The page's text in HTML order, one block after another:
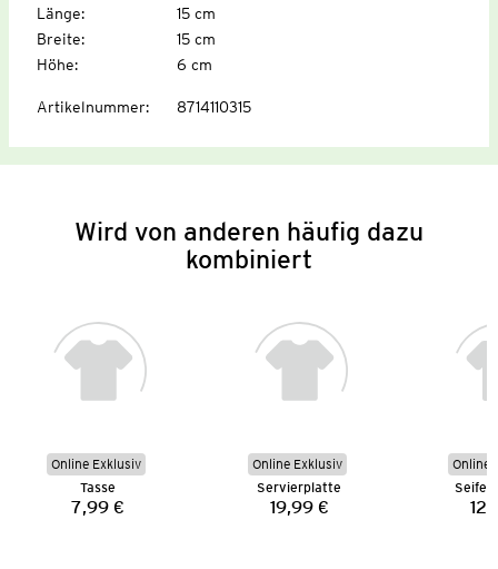
Länge:
15 cm
Breite:
15 cm
Höhe: 6 cm
Artikelnummer: 8714110315
Wird von anderen häufig dazu
kombiniert
Online Exklusiv
Tasse
Preis:
7,99 €
Online Exklusiv
Servierplatte
Preis:
19,99 €
Online